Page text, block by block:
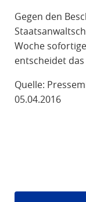
Gegen den
Woche
entscheidet
Quelle:
05.04.2016